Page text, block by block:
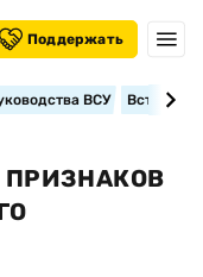
Поддержать
ВСУ
ПРИЗНАКОВ